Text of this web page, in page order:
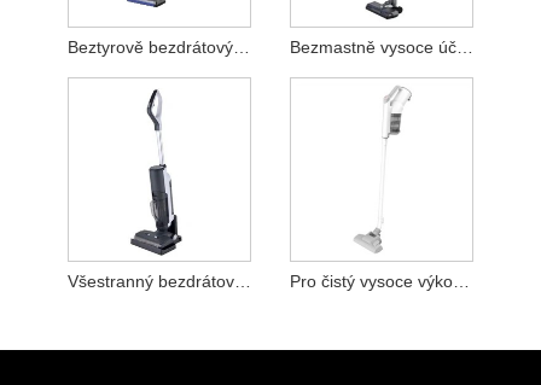
Beztyrově bezdrátový bezdrátový vakuový čistič Bezmastně vysoce účinný vysavač
Všestranný bezdrátový vysavač Pro čistý vysoce výkonný vysavač